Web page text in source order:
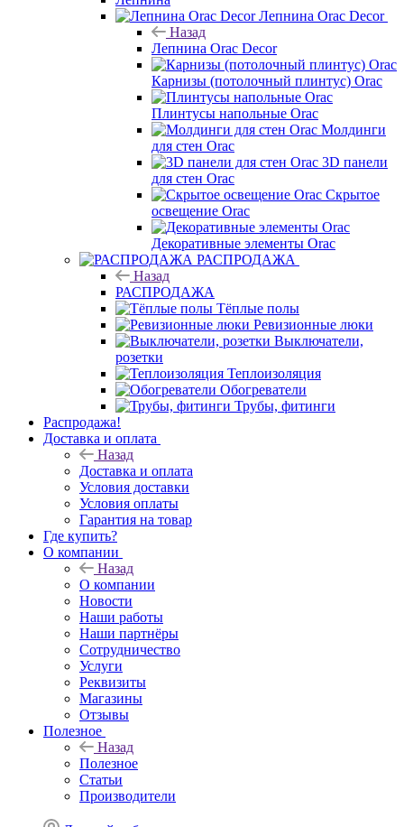
Лепнина Orac Decor
Назад
Лепнина Orac Decor
Карнизы (потолочный плинтус) Orac
Плинтусы напольные Orac
Молдинги
для стен Orac
3D панели
для стен Orac
Скрытое
освещение Orac
Декоративные элементы Orac
РАСПРОДАЖА
Назад
РАСПРОДАЖА
Тёплые полы
Ревизионные люки
Выключатели,
розетки
Теплоизоляция
Обогреватели
Трубы, фитинги
Распродажа!
Доставка и оплата
Назад
Доставка и оплата
Условия доставки
Условия оплаты
Гарантия на товар
Где купить?
О компании
Назад
О компании
Новости
Наши работы
Наши партнёры
Сотрудничество
Услуги
Реквизиты
Магазины
Отзывы
Полезное
Назад
Полезное
Статьи
Производители